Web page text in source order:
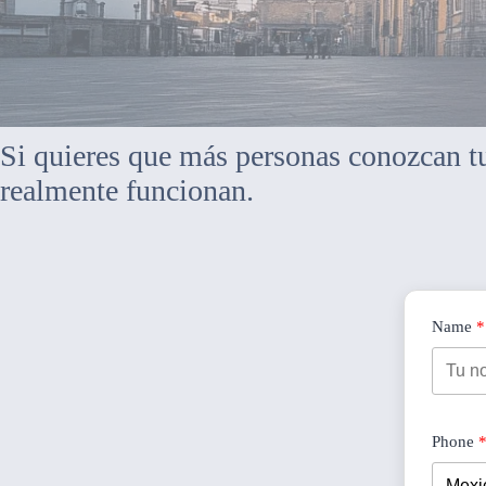
Si quieres que más personas conozcan
realmente funcionan.
Name
Phone